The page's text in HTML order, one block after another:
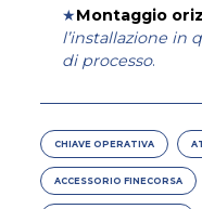
★Montaggio
l’installazione in
di processo.
CHIAVE OPERATIVA
ACCESSORIO FINECORSA